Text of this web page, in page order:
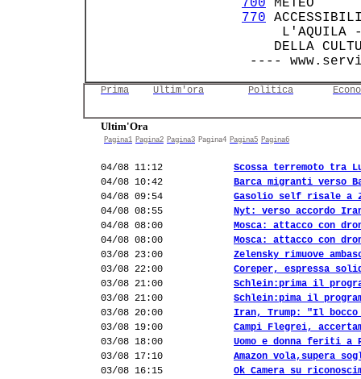
700
770
DELLA
Prima Ultim'ora Politica
Ultim'Ora
Pagina1 Pagina2 Pagina3 Pagina4 Pagina5 Pagina6
04/08 11:12
Scossa terremoto tra
04/08 10:42
Barca migranti verso
04/08 09:54
Gasolio self risale a
04/08 08:55
Nyt: verso accordo Iran-
04/08 08:00
Mosca: attacco con
04/08 08:00
Mosca: attacco con
03/08 23:00
Zelensky rimuove
03/08 22:00
Coreper, espressa
03/08 21:00
Schlein:prima il
03/08 21:00
Schlein:pima il
03/08 20:00
Iran, Trump: "Il bocco
03/08 19:00
Campi Flegrei,
03/08 18:00
Uomo e donna feriti a
03/08 17:10
Amazon vola,supera
03/08 16:15
Ok Camera su